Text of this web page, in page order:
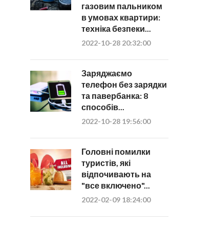
газовим пальником
в умовах квартири:
техніка безпеки...
2022-10-28 20:32:00
Заряджаємо
телефон без зарядки
та павербанка: 8
способів...
2022-10-28 19:56:00
Головні помилки
туристів, які
відпочивають на
"все включено"...
2022-02-09 18:24:00